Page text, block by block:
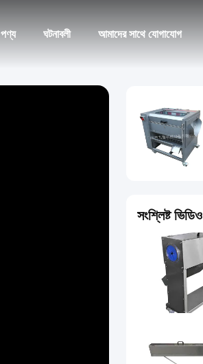
পণ্য ঘটনাবলী আমাদের সাথে যোগাযোগ
সংশ্লিষ্ট ভিডিও